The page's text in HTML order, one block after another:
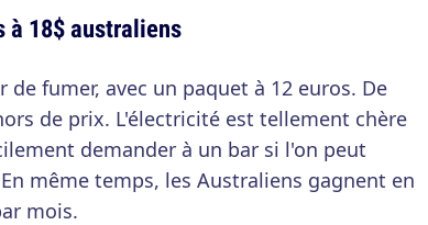
à 18$ australiens
de fumer, avec un paquet à 12 euros. De
de prix. L'électricité est tellement chère
demander à un bar si l'on peut
même temps, les Australiens gagnent en
mois.